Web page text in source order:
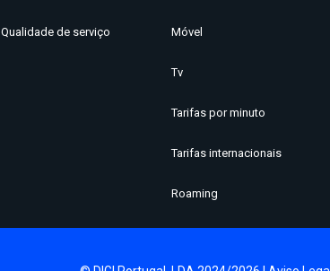
Qualidade de serviço Móvel
Tv
Tarifas por minuto
Tarifas internacionais
Roaming